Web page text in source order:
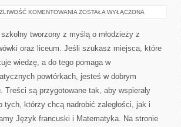
KOMENTOWANIA HISTORIA
ZOSTAŁA WYŁĄCZONA
tworzony z myślą o młodzieży z
oraz liceum. Jeśli szukasz miejsca, które
wiedzę, a do tego pomaga w
powtórkach, jesteś w dobrym
Treści są przygotowane tak, aby wspierały
tych, którzy chcą nadrobić zaległości, jak i
Język francuski i Matematyka. Na stronie